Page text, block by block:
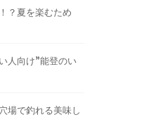
？夏を楽むため
人向け”能登のい
場で釣れる美味し